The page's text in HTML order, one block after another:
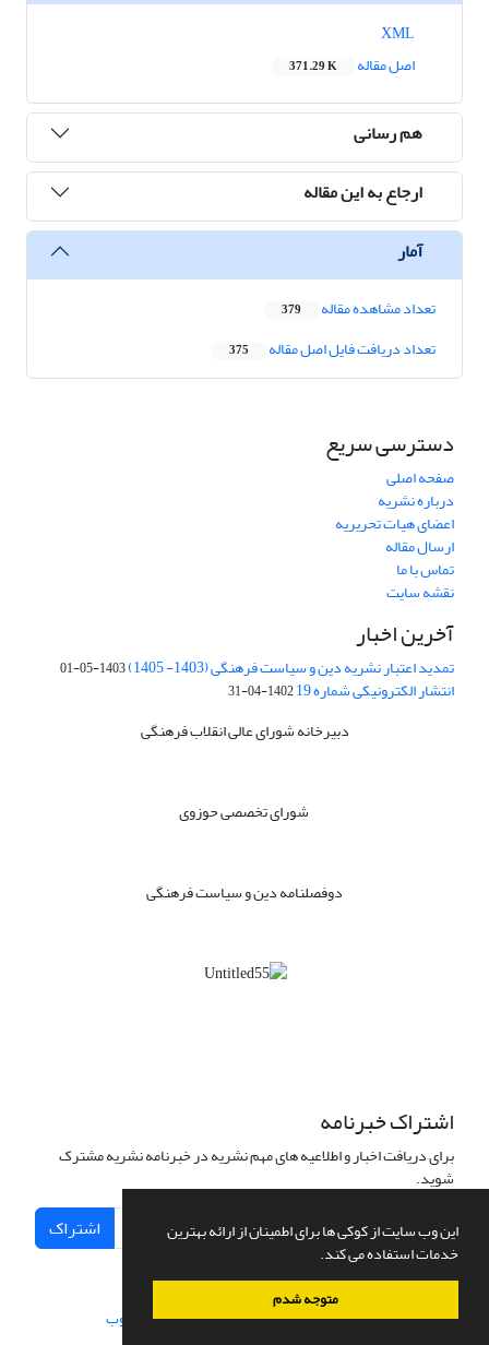
این وب سایت از کوکی ها برای اطمینان از ارائه بهترین
خدمات استفاده می کند.
متوجه شدم
اصل مقاله
371.29 K
هم رسانی
ارجاع به این مقاله
آمار
تعداد مشاهده مقاله 379
تعداد دریافت فایل اصل مقاله 375
دسترسی سریع
صفحه اصلی
درباره نشریه
اعضای هیات تحریریه
ارسال مقاله
تماس با ما
نقشه سایت
آخرین اخبار
تمدید اعتبار نشریه دین و سیاست فرهنگی (1403- 1405) 1403-05-01
انتشار الکترونیکی شماره 19 1402-04-31
دبیرخانه شورای عالی انقلاب فرهنگی
شورای تخصصی حوزوی
دوفصلنامه دین و سیاست فرهنگی
اشتراک خبرنامه
برای دریافت اخبار و اطلاعیه های مهم نشریه در خبرنامه نشریه مشترک
شوید.
اشتراک
سامانه مدیریت نشریات علمی.طراحی و پیاده سازی از سیناوب